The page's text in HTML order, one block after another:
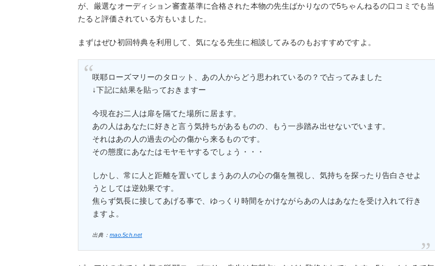
が、厳選なオーディション審査基準に合格された本物の先生ばかりなので5ちゃんねるの口コミでも当
たると評価されている方もいました。
まずはぜひ初回特典を利用して、気になる先生に相談してみるのもおすすめですよ。
咲耶ローズマリーのタロット、あの人からどう思われているの？で占ってみました
↓下記に結果を貼っておきますー
今現在お二人は扉を隔てた場所に居ます。
あの人はあなたに好きと言う気持ちがあるものの、もう一歩踏み出せないでいます。
それはあの人の過去の心の傷から来るものです。
その態度にあなたはモヤモヤするでしょう・・・
しかし、常に人と距離を置いてしまうあの人の心の傷を無視し、気持ちを探ったり告白させよ
うとしては逆効果です。
焦らず気長に接してあげる事で、ゆっくり時間をかけながらあの人はあなたを受け入れて行き
ますよ。
出典： mao.5ch.net